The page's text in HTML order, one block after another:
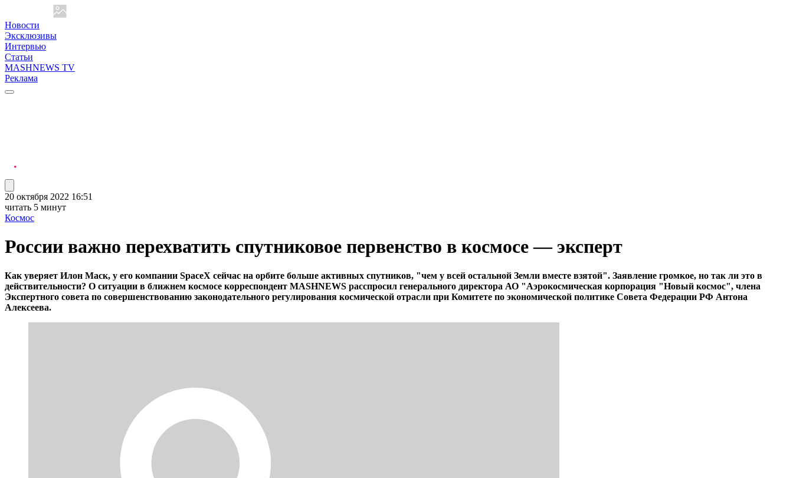
Новости
Эксклюзивы
Интервью
Статьи
MASHNEWS TV
Реклама
20 октября 2022 16:51
читать 5 минут
Космос
России важно перехватить спутниковое первенство в космосе — эксперт
Как уверяет Илон Маск, у его компании SpaceX сейчас на орбите больше активных спутников, "чем у всей остальной Земли вместе взятой". Заявление громкое, но так ли это в
действительности? О ситуации в ближнем космосе корреспондент MASHNEWS расспросил генерального директора АО "Аэрокосмическая корпорация "Новый космос", члена
Экспертного совета по совершенствованию законодательного регулирования космической отрасли при Комитете по экономической политике Совета Федерации РФ Антона
Алексеева.